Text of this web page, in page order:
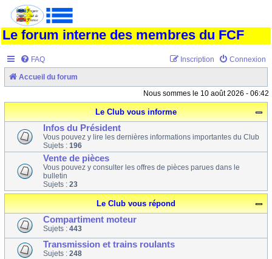
Le forum interne des membres du FCF
FAQ Connexion
Inscription
Accueil du forum
Nous sommes le 10 août 2026 - 06:42
Le Club vous informe
Infos du Président
Vous pouvez y lire les dernières informations importantes du Club
Sujets : 196
Vente de pièces
Vous pouvez y consulter les offres de pièces parues dans le
bulletin
Sujets : 23
Le Club vous répond
Compartiment moteur
Sujets : 443
Transmission et trains roulants
Sujets : 248